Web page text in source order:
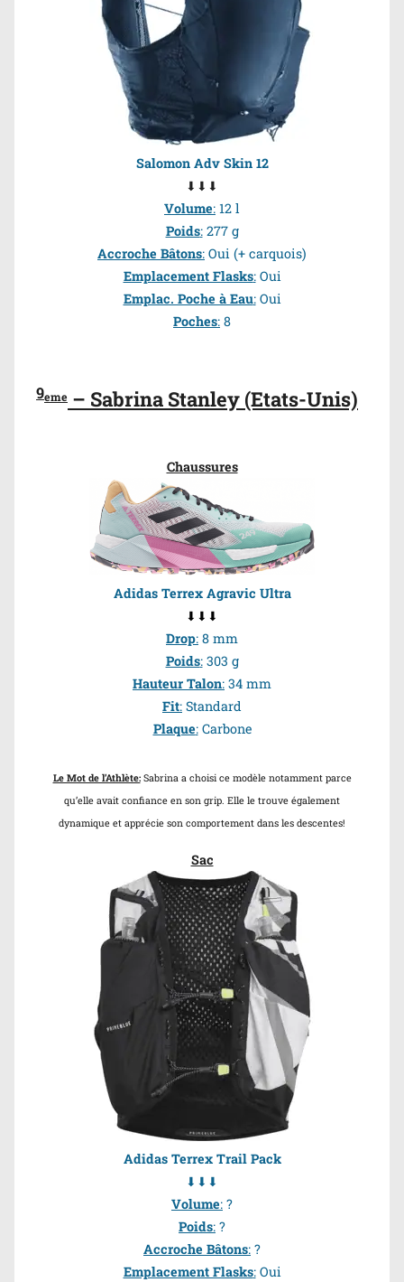
Salomon Adv Skin 12
⬇⬇⬇
Volume: 12 l
Poids:277 g
Accroche Bâtons: Oui (+ carquois)
Emplacement Flasks:Oui
Emplac. Poche à Eau:Oui
Poches: 8
9eme – Sabrina Stanley (Etats-Unis)
Chaussures
Adidas Terrex Agravic Ultra
⬇⬇⬇
Drop: 8 mm
Poids:303 g
Hauteur Talon: 34 mm
Fit: Standard
Plaque: Carbone
Le Mot de l’Athlète:Sabrina a choisi ce modèle notamment parce
qu’elle avait confiance en son grip. Elle le trouve également
dynamique et apprécie son comportement dans les descentes!
Sac
Adidas Terrex Trail Pack
⬇⬇⬇
Volume: ?
Poids: ?
Accroche Bâtons: ?
Emplacement Flasks:Oui